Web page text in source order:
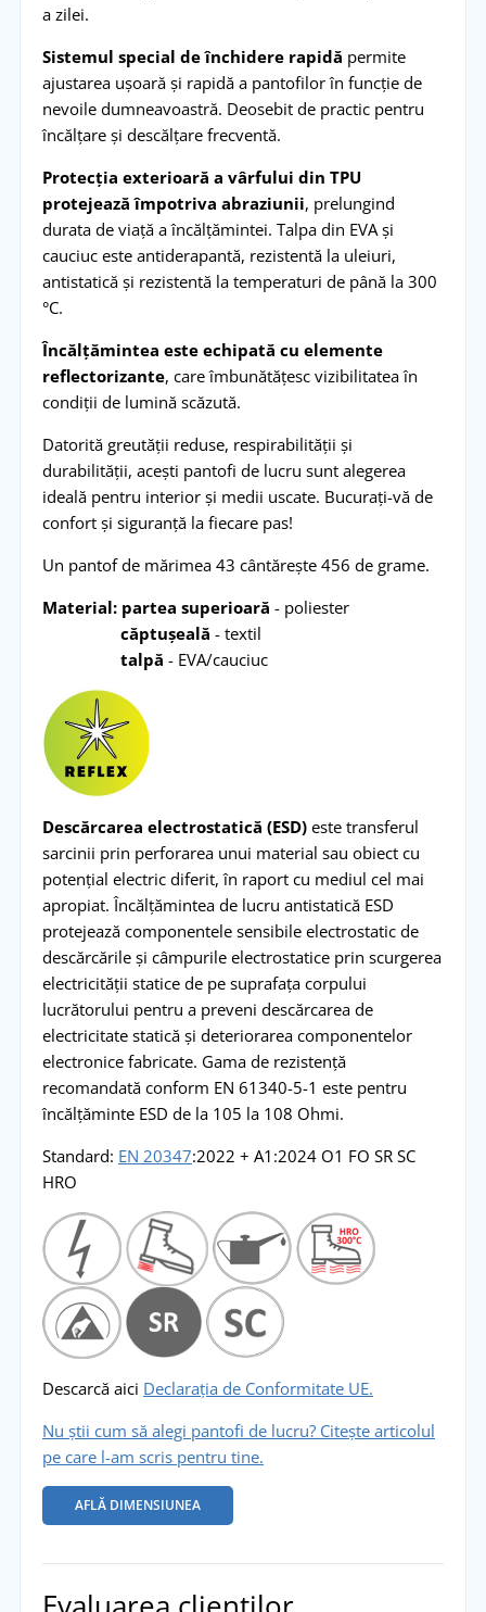
a zilei.
Sistemul special de închidere rapidă permite
ajustarea ușoară și rapidă a pantofilor în funcție de
nevoile dumneavoastră. Deosebit de practic pentru
încălțare și descălțare frecventă.
Protecția exterioară a vârfului din TPU
protejează împotriva abraziunii, prelungind
durata de viață a încălțămintei. Talpa din EVA și
cauciuc este antiderapantă, rezistentă la uleiuri,
antistatică și rezistentă la temperaturi de până la 300
°C.
Încălțămintea este echipată cu elemente
reflectorizante, care îmbunătățesc vizibilitatea în
condiții de lumină scăzută.
Datorită greutății reduse, respirabilității și
durabilității, acești pantofi de lucru sunt alegerea
ideală pentru interior și medii uscate. Bucurați-vă de
confort și siguranță la fiecare pas!
Un pantof de mărimea 43 cântărește 456 de grame.
Material: partea superioară - poliester
căptușeală - textil
talpă - EVA/cauciuc
Descărcarea electrostatică (ESD)este transferul
sarcinii prin perforarea unui material sau obiect cu
potențial electric diferit, în raport cu mediul cel mai
apropiat. Încălțămintea de lucru antistatică ESD
protejează componentele sensibile electrostatic de
descărcările și câmpurile electrostatice prin scurgerea
electricității statice de pe suprafața corpului
lucrătorului pentru a preveni descărcarea de
electricitate statică și deteriorarea componentelor
electronice fabricate. Gama de rezistență
recomandată conform EN 61340-5-1 este pentru
încălțăminte ESD de la 105 la 108 Ohmi.
Standard: EN 20347:2022 + A1:2024 O1 FO SR SC
HRO
Descarcă aici Declarația de Conformitate UE.
Nu știi cum să alegi pantofi de lucru? Citește articolul
pe care l-am scris pentru tine.
AFLĂ DIMENSIUNEA